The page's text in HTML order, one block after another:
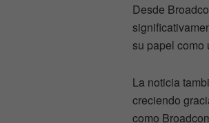
Desde
su papel como
La noticia
creciendo
como